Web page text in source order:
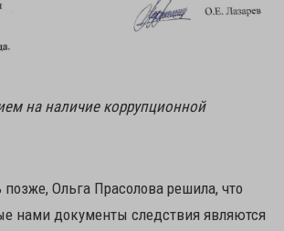
на наличие коррупционной
Ольга Прасолова решила, что
нами документы следствия являются